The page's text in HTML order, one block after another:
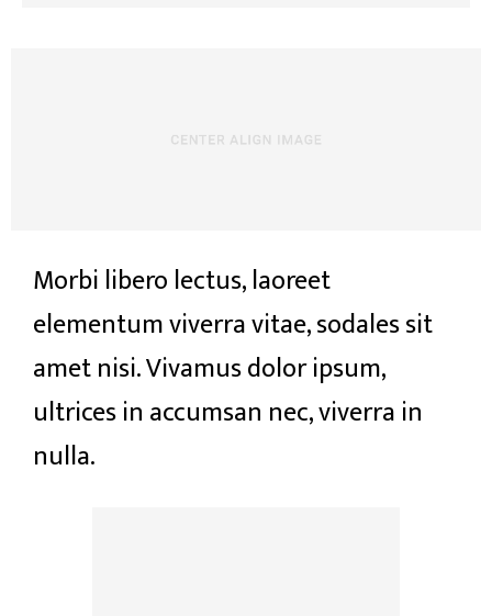
Morbi libero lectus, laoreet
elementum viverra vitae, sodales sit
amet nisi. Vivamus dolor ipsum,
ultrices in accumsan nec, viverra in
nulla.